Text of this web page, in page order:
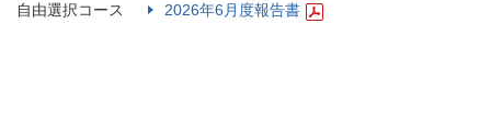
自由選択コース 2026年6月度報告書